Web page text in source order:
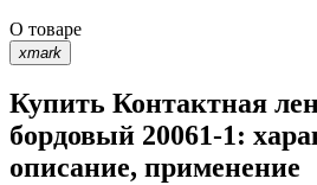
О товаре
xmark
Купить Контактная
бордовый 20061-1:
описание, применение